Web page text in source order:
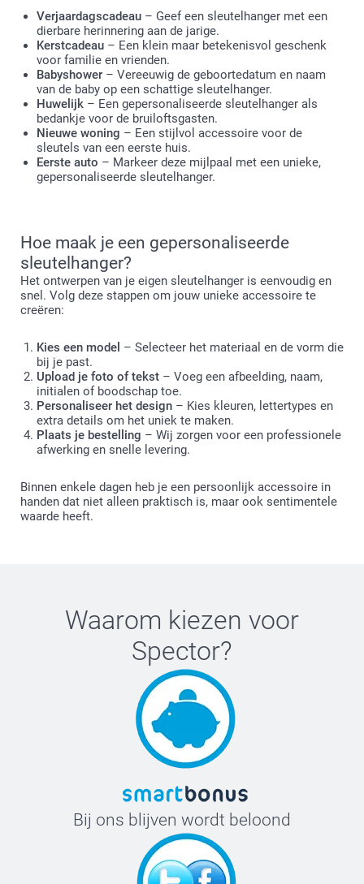
Verjaardagscadeau – Geef een sleutelhanger met een
dierbare herinnering aan de jarige.
Kerstcadeau – Een klein maar betekenisvol geschenk
voor familie en vrienden.
Babyshower – Vereeuwig de geboortedatum en naam
van de baby op een schattige sleutelhanger.
Huwelijk – Een gepersonaliseerde sleutelhanger als
bedankje voor de bruiloftsgasten.
Nieuwe woning – Een stijlvol accessoire voor de
sleutels van een eerste huis.
Eerste auto – Markeer deze mijlpaal met een unieke,
gepersonaliseerde sleutelhanger.
Hoe maak je een gepersonaliseerde
sleutelhanger?
Het ontwerpen van je eigen sleutelhanger is eenvoudig en
snel. Volg deze stappen om jouw unieke accessoire te
creëren:
Kies een model – Selecteer het materiaal en de vorm die
bij je past.
Upload je foto of tekst – Voeg een afbeelding, naam,
initialen of boodschap toe.
Personaliseer het design – Kies kleuren, lettertypes en
extra details om het uniek te maken.
Plaats je bestelling – Wij zorgen voor een professionele
afwerking en snelle levering.
Binnen enkele dagen heb je een persoonlijk accessoire in
handen dat niet alleen praktisch is, maar ook sentimentele
waarde heeft.
Waarom kiezen voor
Spector?
Bij ons blijven wordt beloond